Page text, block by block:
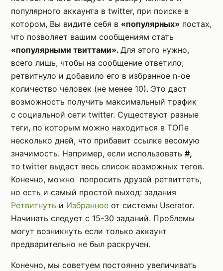
популярного аккаунта в twitter, при поиске в
котором, Вы видите себя в «популярных» постах,
что позволяет вашим сообщениям стать
«популярными твиттами». Для этого нужно,
всего лишь, чтобы на сообщение ответило,
ретвитнуло и добавило его в избранное n-ое
количество человек (не менее 10). Это даст
возможность получить максимальный трафик
с социальной сети twitter. Существуют разные
теги, по которым можно находиться в ТОПе
несколько дней, что прибавит ссылке весомую
значимость. Например, если использовать #,
то twitter выдаст весь список возможных тегов.
Конечно, можно попросить друзей ретвиттеть,
но есть и самый простой выход: задания
Ретвитнуть и Избранное от системы Userator.
Начинать следует с 15-30 заданий. Проблемы
могут возникнуть если только аккаунт
предварительно не был раскручен.
Конечно, мы советуем постоянно увеличивать